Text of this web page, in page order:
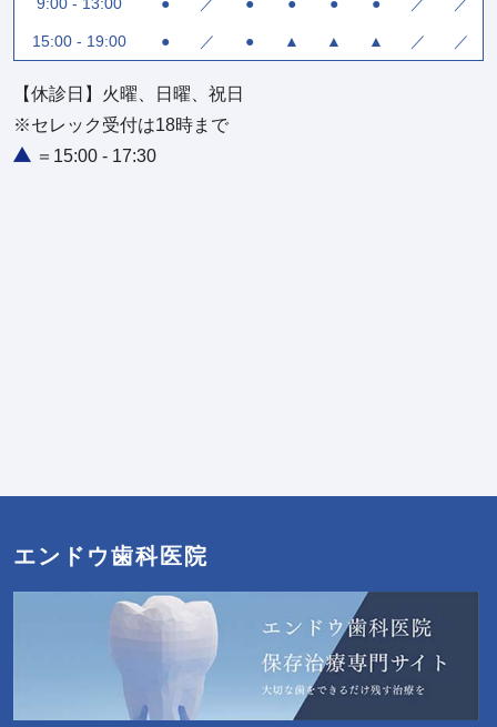
9:00 - 13:00 ● ／ ● ● ● ● ／ ／
15:00 - 19:00 ● ／ ● ▲ ▲ ▲ ／ ／
【休診日】火曜、日曜、祝日
※セレック受付は18時まで
＝15:00 - 17:30
エンドウ歯科医院